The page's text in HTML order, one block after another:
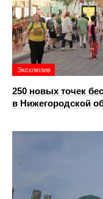
Эксклюзив
250 новых точек
в Нижегородской